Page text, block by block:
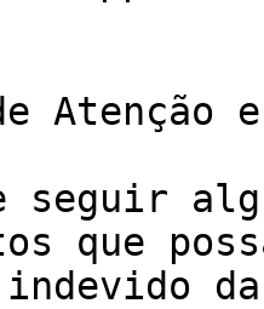
Atenção
seguir
que
indevido